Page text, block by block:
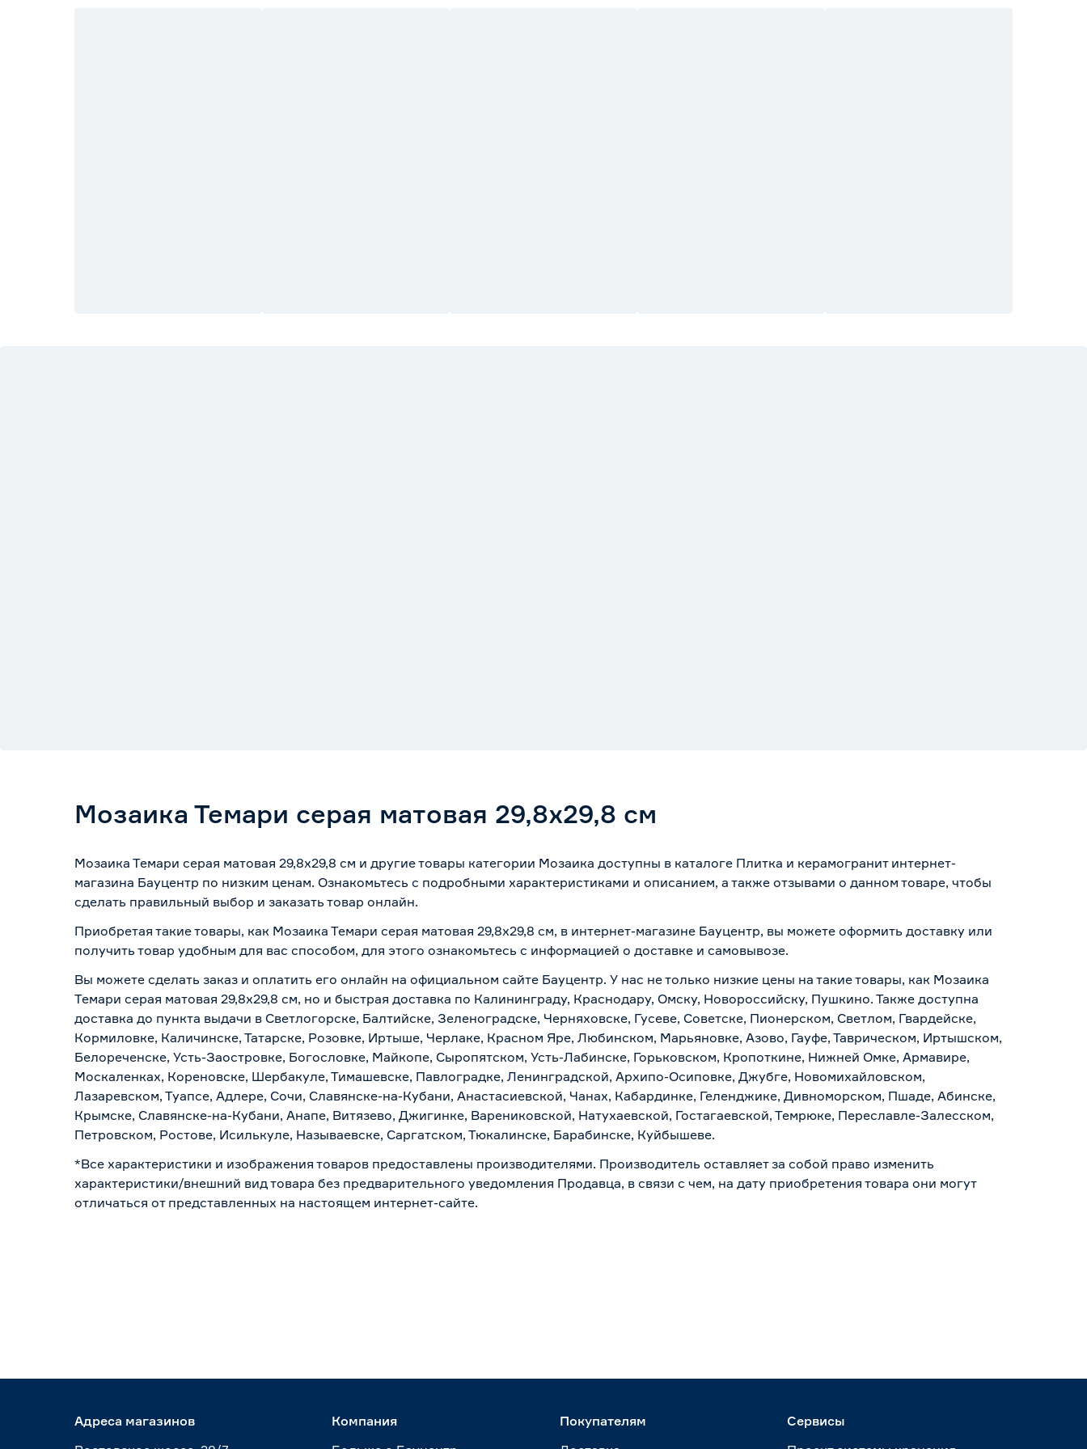
Мозаика Темари серая матовая 29,8х29,8 см
Мозаика Темари серая матовая 29,8х29,8 см и другие товары категории Мозаика доступны в каталоге Плитка и керамогранит интернет-
магазина Бауцентр по низким ценам. Ознакомьтесь с подробными характеристиками и описанием, а также отзывами о данном товаре, чтобы
сделать правильный выбор и заказать товар онлайн.
Приобретая такие товары, как Мозаика Темари серая матовая 29,8х29,8 см, в интернет-магазине Бауцентр, вы можете оформить доставку или
получить товар удобным для вас способом, для этого ознакомьтесь с информацией о доставке и самовывозе.
Вы можете сделать заказ и оплатить его онлайн на официальном сайте Бауцентр. У нас не только низкие цены на такие товары, как Мозаика
Темари серая матовая 29,8х29,8 см, но и быстрая доставка по Калининграду, Краснодару, Омску, Новороссийску, Пушкино. Также доступна
доставка до пункта выдачи в Светлогорске, Балтийске, Зеленоградске, Черняховске, Гусеве, Советске, Пионерском, Светлом, Гвардейске,
Кормиловке, Каличинске, Татарске, Розовке, Иртыше, Черлаке, Красном Яре, Любинском, Марьяновке, Азово, Гауфе, Таврическом, Иртышском,
Белореченске, Усть-Заостровке, Богословке, Майкопе, Сыропятском, Усть-Лабинске, Горьковском, Кропоткине, Нижней Омке, Армавире,
Москаленках, Кореновске, Шербакуле, Тимашевске, Павлоградке, Ленинградской, Архипо-Осиповке, Джубге, Новомихайловском,
Лазаревском, Туапсе, Адлере, Сочи, Славянске-на-Кубани, Анастасиевской, Чанах, Кабардинке, Геленджике, Дивноморском, Пшаде, Абинске,
Крымске, Славянске-на-Кубани, Анапе, Витязево, Джигинке, Варениковской, Натухаевской, Гостагаевской, Темрюке, Переславле-Залесском,
Петровском, Ростове, Исилькуле, Называевске, Саргатском, Тюкалинске, Барабинске, Куйбышеве.
*Все характеристики и изображения товаров предоставлены производителями. Производитель оставляет за собой право изменить
характеристики/внешний вид товара без предварительного уведомления Продавца, в связи с чем, на дату приобретения товара они могут
отличаться от представленных на настоящем интернет-сайте.
Адреса магазинов
Компания
Покупателям
Сервисы